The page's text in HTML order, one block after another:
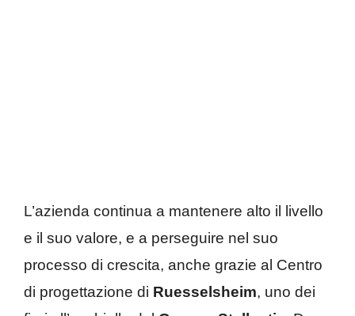
L’azienda continua a mantenere alto il livello
e il suo valore, e a perseguire nel suo
processo di crescita, anche grazie al Centro
di progettazione di Ruesselsheim, uno dei